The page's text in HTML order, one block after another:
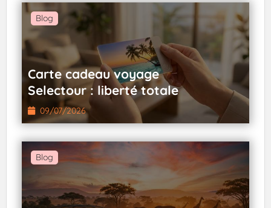
Blog
Carte cadeau voyage
Selectour : liberté totale
09/07/2026
Blog